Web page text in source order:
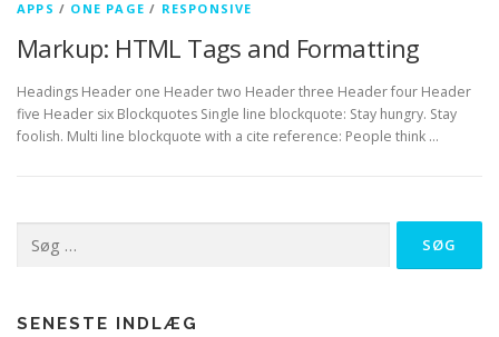
APPS / ONE PAGE / RESPONSIVE
Markup: HTML Tags and Formatting
Headings Header one Header two Header three Header four Header
five Header six Blockquotes Single line blockquote: Stay hungry. Stay
foolish. Multi line blockquote with a cite reference: People think …
efter:
SENESTE INDLÆG